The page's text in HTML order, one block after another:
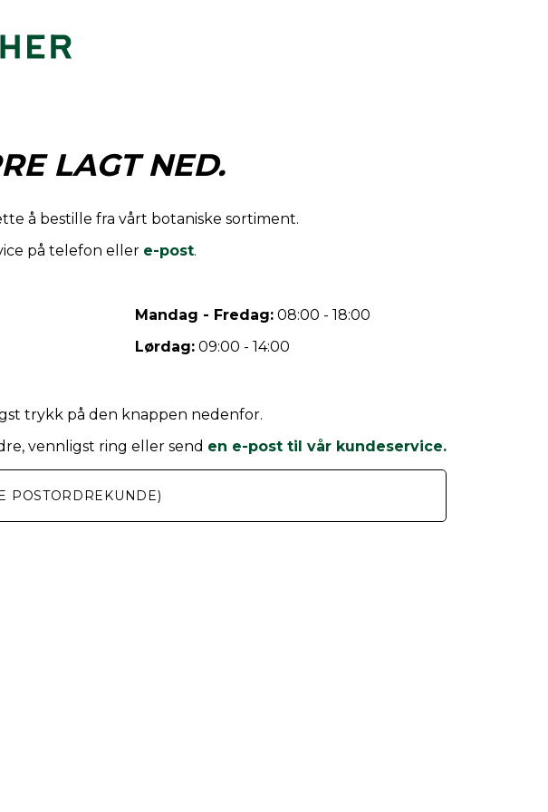
LAGT NED.
å bestille fra vårt botaniske sortiment.
på telefon eller e-post.
Mandag - Fredag: 08:00 - 18:00
Lørdag: 09:00 - 14:00
trykk på den knappen nedenfor.
vennligst ring eller send en e-post til vår kundeservice.
POSTORDREKUNDE)